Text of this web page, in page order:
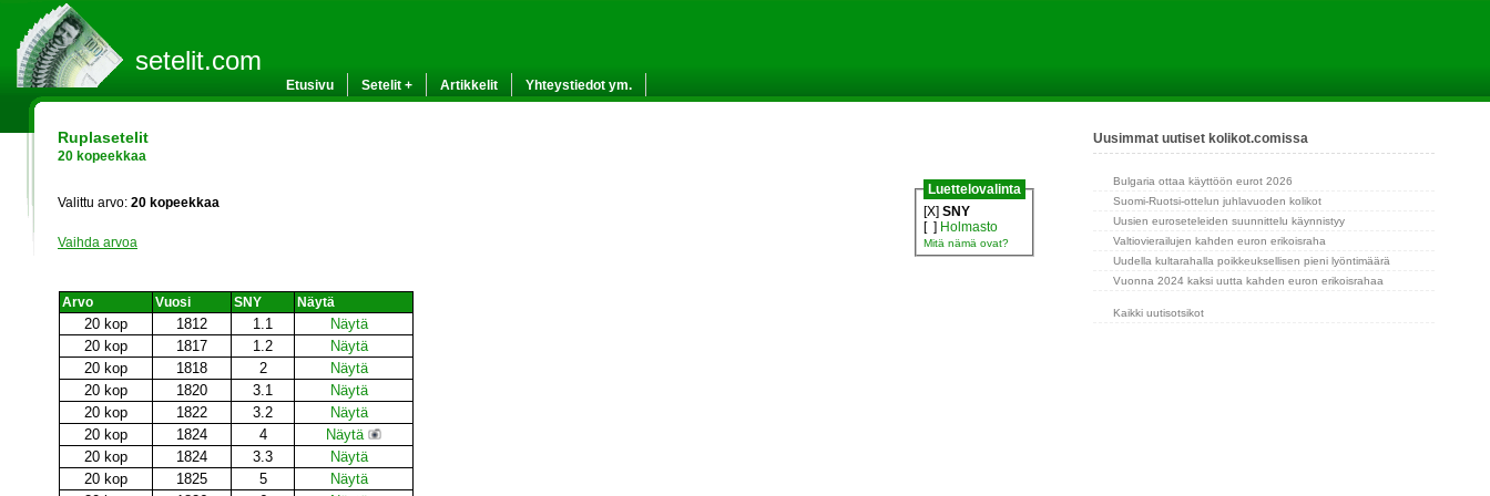
setelit.com
Etusivu Setelit + Artikkelit Yhteystiedot ym.
Ruplasetelit
20 kopeekkaa
Luettelovalinta
[X]SNY
[ ] Holmasto
Mitä nämä ovat?
Valittu arvo: 20 kopeekkaa
Vaihda arvoa
Arvo Vuosi SNY Näytä
20 kop 1812 1.1
Näytä
20 kop
1817 1.2
Näytä
20 kop
1818 2
Näytä
20 kop
1820 3.1
Näytä
20 kop
1822 3.2
Näytä
20 kop
1824 4
Näytä
20 kop
1824 3.3
Näytä
20 kop
1825 5
Näytä
Uusimmat uutiset kolikot.comissa
Bulgaria ottaa käyttöön eurot 2026
Suomi-Ruotsi-ottelun juhlavuoden kolikot
Uusien euroseteleiden suunnittelu käynnistyy
Valtiovierailujen kahden euron erikoisraha
Uudella kultarahalla poikkeuksellisen pieni lyöntimäärä
Vuonna 2024 kaksi uutta kahden euron erikoisrahaa
Kaikki uutisotsikot